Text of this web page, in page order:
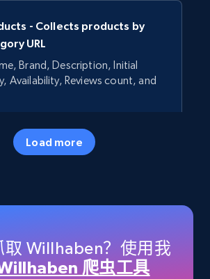
- Collects products by
URL
Brand, Description, Initial
Availability, Reviews count, and
5.7K+
Brand, Description, Initial
Availability, Reviews count, and
Load more
取 Willhaben？使用我
爬虫工具